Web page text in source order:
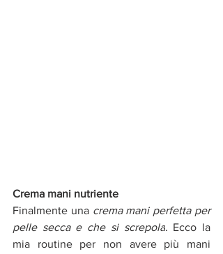
Crema mani nutriente
Finalmente una crema mani perfetta per
pelle secca e che si screpola. Ecco la
mia routine per non avere più mani